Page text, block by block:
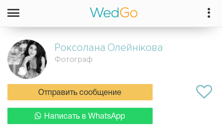
Роксолана Олейнікова
Фотограф
Отправить сообщение
Написать в WhatsApp